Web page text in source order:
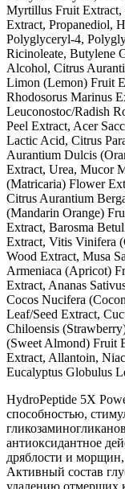
Myrtillus Fruit Extract,
Extract, Propanediol,
Polyglyceryl-4,
Ricinoleate, Butylene
Alcohol, Citrus
Limon (Lemon) Fruit
Rhodosorus Marinus
Leuconostoc/Radish
Peel Extract, Acer
Lactic Acid, Citrus
Aurantium Dulcis
Extract, Urea, Mucor
(Matricaria) Flower
Citrus Aurantium
(Mandarin Orange)
Extract, Barosma
Extract, Vitis Vinifera
Wood Extract, Musa
Armeniaca (Apricot)
Extract, Ananas
Cocos Nucifera
Leaf/Seed Extract,
Chiloensis
(Sweet Almond) Fruit
Extract, Allantoin,
Eucalyptus Globulus
HydroPeptide 5X
способностью,
антиоксидантное
дряблости и
Активный состав
удалению отмерших